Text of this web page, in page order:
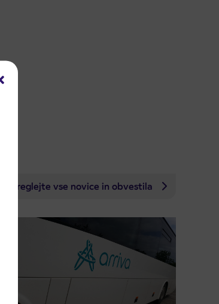
Preglejte vse novice in obvestila